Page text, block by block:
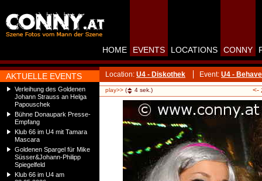
AKTUELLE EVENTS
Verleihung des Goldenen
Johann Strauss an Helga
Papouschek
Bühne Donaupark Presse-
Empfang
Klub 66 im U4 mit Tamara
Mascara
Goldenen Spargel für Mike
Süsser&Johann-Philipp
Spiegelfeld
Klub 66 im U4 am
HOME EVENTS LOCATIONS CONNY
Location: U4 - Diskothek Event: U4 -
play>> ( 4 sek.) <-